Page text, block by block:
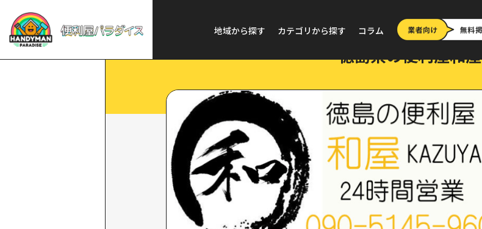
地域から探す カテゴリから探す
コラム
徳島県の便利屋和屋